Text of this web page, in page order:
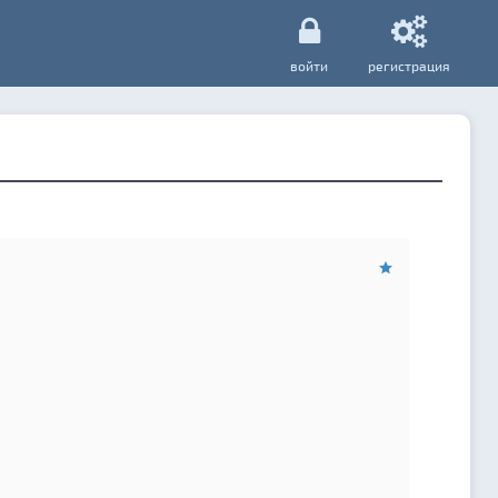
войти регистрация